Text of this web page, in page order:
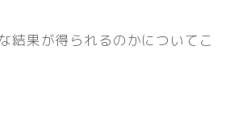
結果が得られるのかについてこ